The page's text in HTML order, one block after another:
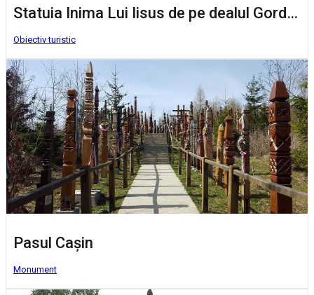
Statuia Inima Lui Iisus de pe dealul Gordon
Obiectiv turistic
Pasul Cașin
Monument